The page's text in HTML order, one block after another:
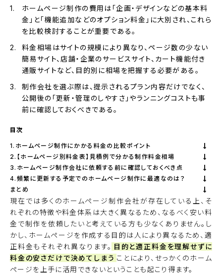
ホームページ制作の費用は「企画・デザインなどの基本料
金」と「機能追加などのオプション料金」に大別され、これら
を比較検討することが重要である。
料金相場はサイトの規模により異なり、ページ数の少ない
簡易サイト、店舗・企業のサービスサイト、カート機能付き
通販サイトなど、目的別に相場を把握する必要がある。
制作会社を選ぶ際は、提示されるプラン内容だけでなく、
公開後の「更新・管理のしやすさ」やランニングコストも事
前に確認しておくべきである。
目次
1.ホームページ制作にかかる料金の比較ポイント
2.【ホームページ別料金表】見積例で分かる制作料金相場
3.ホームページ制作会社に依頼する前に確認しておくべき点
4.頻繁に更新する予定でのホームページ制作に最適なのは？
まとめ
現在では多くのホームページ制作会社が存在している上、そ
れぞれの特徴や料金体系は大きく異なるため、なるべく安い料
金で制作を依頼したいと考えている方も少なくありません。し
かし、ホームページを作成する目的は人により異なるため、適
正料金もそれぞれ異なります。 目的と適正料金を理解せずに
料金の安さだけで決めてしまう ことにより、せっかくのホーム
ページを上手に活用できないということも起こり得ます。